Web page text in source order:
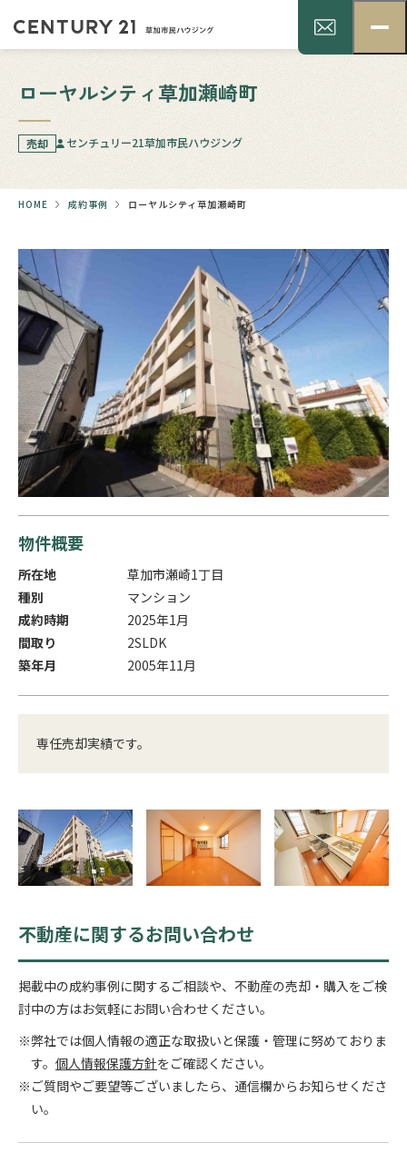
ローヤルシティ草加瀬崎町
売却 センチュリー21草加市民ハウジング
HOME 成約事例 ローヤルシティ草加瀬崎町
物件概要
所在地
草加市瀬崎1丁目
種別
マンション
成約時期
2025年1月
間取り
2SLDK
築年月
2005年11月
専任売却実績です。
不動産に関するお問い合わせ
掲載中の成約事例に関するご相談や、不動産の売却・購入をご検
討中の方はお気軽にお問い合わせください。
※弊社では個人情報の適正な取扱いと保護・管理に努めておりま
す。 個人情報保護方針をご確認ください。
※ご質問やご要望等ございましたら、通信欄からお知らせくださ
い。